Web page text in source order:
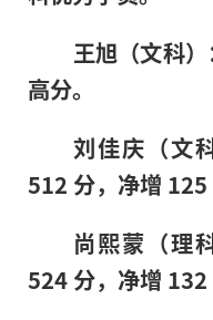
王旭（文科
高分。
刘佳庆（文
512 分，净增 125
尚熙蒙（理
524 分，净增 132